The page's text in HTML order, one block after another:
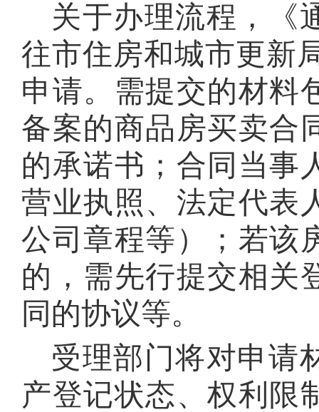
关于办理流程，《
往市住房和城市更新
申请。需提交的材料
备案的商品房买卖合
的承诺书；合同当事
营业执照、法定代表
公司章程等）；若该
的，需先行提交相关
同的协议等。
受理部门将对申请
产登记状态、权利限